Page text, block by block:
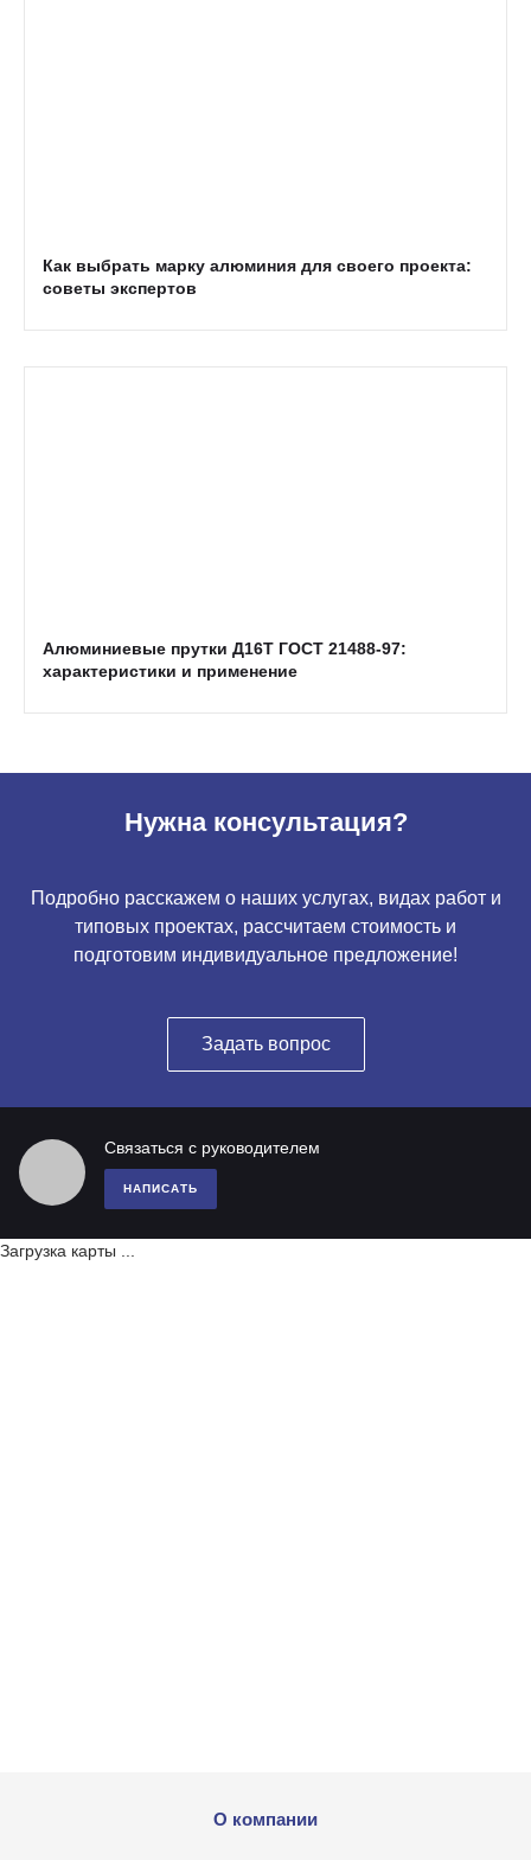
Как выбрать марку алюминия для своего проекта:
советы экспертов
Алюминиевые прутки Д16Т ГОСТ 21488-97:
характеристики и применение
Нужна консультация?
Подробно расскажем о наших услугах, видах работ и
типовых проектах, рассчитаем стоимость и
подготовим индивидуальное предложение!
Задать вопрос
Связаться с руководителем
НАПИСАТЬ
Загрузка карты ...
О компании